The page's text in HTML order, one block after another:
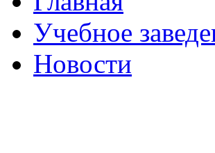
Учебное
Новости